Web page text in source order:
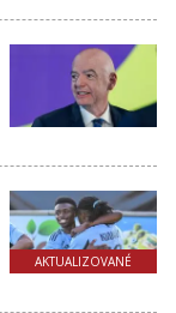
AKTUALIZOVANÉ